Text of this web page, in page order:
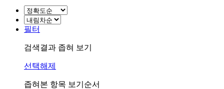
필터
검색결과 좁혀 보기
선택해제
좁혀본 항목 보기순서